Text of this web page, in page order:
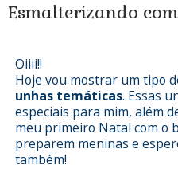
Esmalterizando
Oiiii!!
Hoje vou mostrar um tipo
unhas temáticas. Essas
especiais para mim, além
meu primeiro Natal com o
preparem meninas e
também!